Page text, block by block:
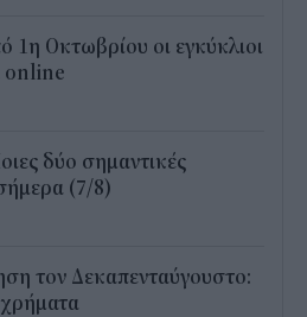
1η Οκτωβρίου οι εγκύκλιοι
online
δύο σημαντικές
(7/8)
τον Δεκαπενταύγουστο: